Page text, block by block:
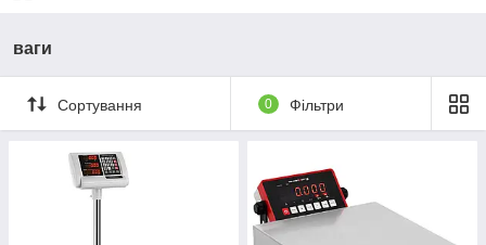
ваги
Сортування 0 Фільтри